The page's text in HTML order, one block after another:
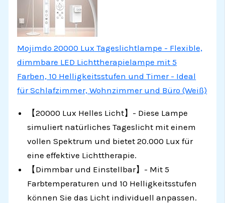
Mojimdo 20000 Lux Tageslichtlampe - Flexible,
dimmbare LED Lichttherapielampe mit 5
Farben, 10 Helligkeitsstufen und Timer - Ideal
für Schlafzimmer, Wohnzimmer und Büro (Weiß)
【20000 Lux Helles Licht】- Diese Lampe
simuliert natürliches Tageslicht mit einem
vollen Spektrum und bietet 20.000 Lux für
eine effektive Lichttherapie.
【Dimmbar und Einstellbar】- Mit 5
Farbtemperaturen und 10 Helligkeitsstufen
können Sie das Licht individuell anpassen.